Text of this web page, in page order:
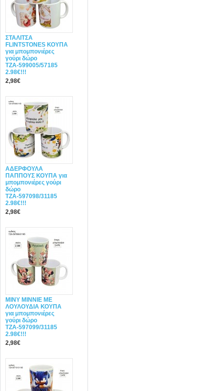
ΣΤΑΛΙΤΣΑ
FLINTSTONES ΚΟΥΠΑ
για μπομπονιέρες
γούρι δώρο
ΤΖΑ-599005/57185
2.98€!!!
2,98€
ΑΔΕΡΦΟΥΛΑ
ΠΑΠΠΟΥΣ ΚΟΥΠΑ για
μπομπονιέρες γούρι
δώρο
ΤΖΑ-597098/31185
2.98€!!!
2,98€
ΜΙΝΥ MINNIE ΜΕ
ΛΟΥΛΟΥΔΙΑ ΚΟΥΠΑ
για μπομπονιέρες
γούρι δώρο
ΤΖΑ-597099/31185
2.98€!!!
2,98€